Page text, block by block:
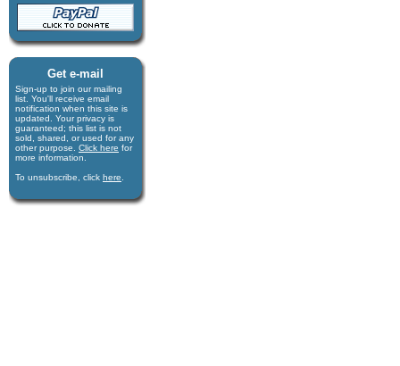
Get e-mail
Sign-up to join our mail­ing
list. You'll receive e­mail
notification when this site is
updated. Your privacy is
guaran­teed; this list is not
sold, shared, or used for any
other purpose. Click here for
more infor­mation.
To unsubscribe, click here